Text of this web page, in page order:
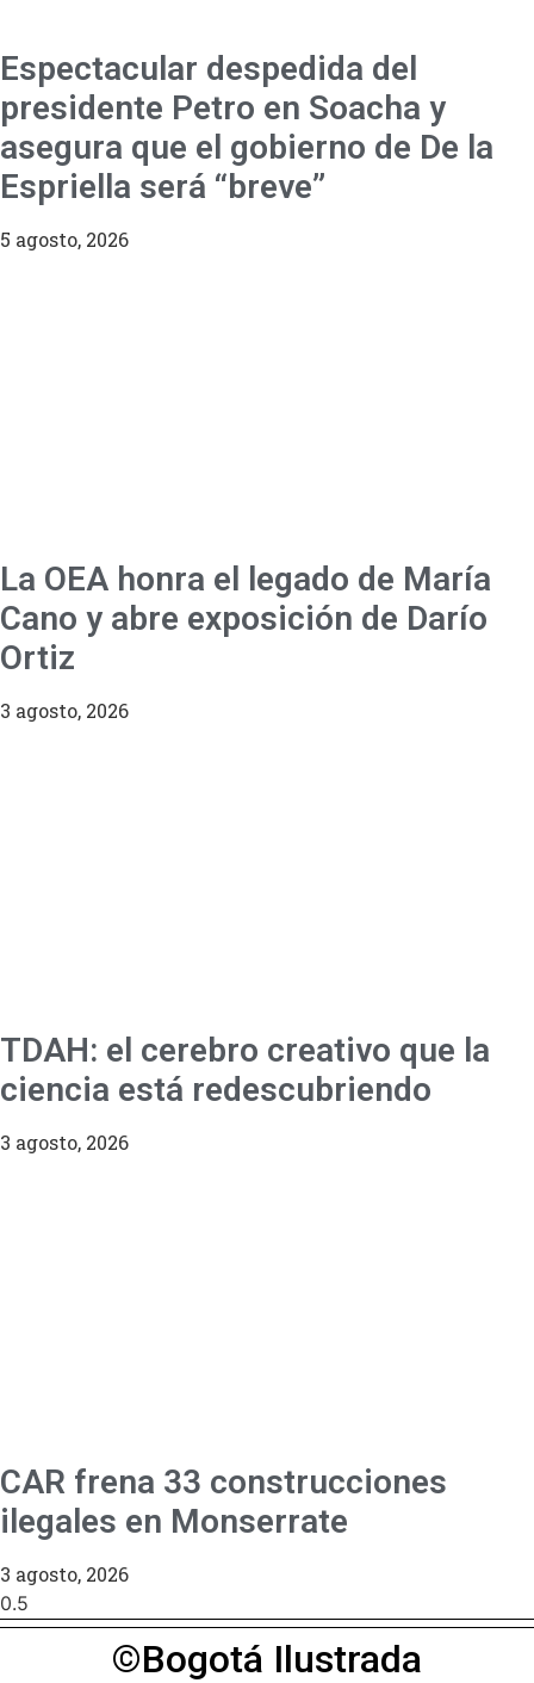
Espectacular despedida del
presidente Petro en Soacha y
asegura que el gobierno de De la
Espriella será “breve”
5 agosto, 2026
La OEA honra el legado de María
Cano y abre exposición de Darío
Ortiz
3 agosto, 2026
TDAH: el cerebro creativo que la
ciencia está redescubriendo
3 agosto, 2026
CAR frena 33 construcciones
ilegales en Monserrate
3 agosto, 2026
©Bogotá Ilustrada